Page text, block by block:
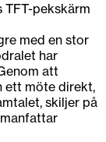
TFT-pekskärm
med en stor
har
att
ett möte direkt,
skiljer på